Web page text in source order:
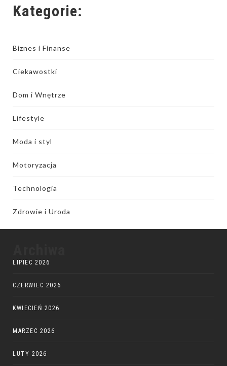
Kategorie:
Biznes i Finanse
Ciekawostki
Dom i Wnętrze
Lifestyle
Moda i styl
Motoryzacja
Technologia
Zdrowie i Uroda
LIPIEC 2026
CZERWIEC 2026
KWIECIEŃ 2026
MARZEC 2026
LUTY 2026